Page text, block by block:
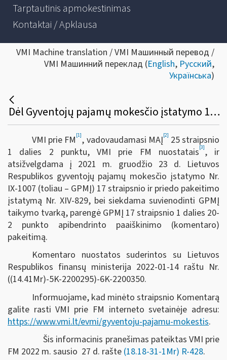
Tarptautinis apmokestinimas
Kontaktai / Apklausa
VMI Machine translation / VMI Машинный перевод /
VMI Машинний переклад (English, Русский,
Українська)
Dėl Gyventojų pajamų mokesčio įstatymo 17 straipsnio 1 dalies 20-2 punkto apibendrinto paaiškinimo (komentaro) pakeitimo
VMI prie FM [1], vadovaudamasi MAĮ[2] 25 straipsnio
1 dalies 2 punktu, VMI prie FM nuostatais[3], ir
atsižvelgdama į 2021 m. gruodžio 23 d. Lietuvos
Respublikos gyventojų pajamų mokesčio įstatymo Nr.
IX-1007 (toliau – GPMĮ) 17 straipsnio ir priedo pakeitimo
įstatymą Nr. XIV-829, bei siekdama suvienodinti GPMĮ
taikymo tvarką, parengė GPMĮ 17 straipsnio 1 dalies 20-
2 punkto apibendrinto paaiškinimo (komentaro)
pakeitimą.
Komentaro nuostatos suderintos su Lietuvos
Respublikos finansų ministerija 2022-01-14 raštu Nr.
((14.41Mr)-5K-2200295)-6K-2200350.
Informuojame, kad minėto straipsnio Komentarą
galite rasti VMI prie FM interneto svetainėje adresu:
https://www.vmi.lt/evmi/gyventoju-pajamu-mokestis.
Šis informacinis pranešimas pateiktas VMI prie
FM 2022 m. sausio 27 d. rašte (18.18-31-1Mr) R-428.